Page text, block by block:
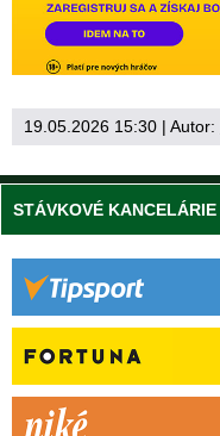
19.05.2026 15:30 | Autor:
STÁVKOVÉ KANCELÁRIE